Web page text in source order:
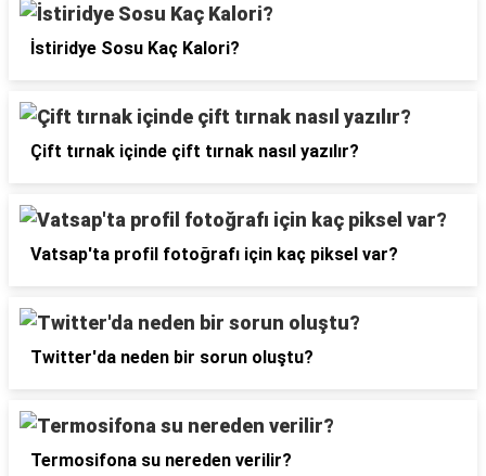
İstiridye Sosu Kaç Kalori?
Çift tırnak içinde çift tırnak nasıl yazılır?
Vatsap'ta profil fotoğrafı için kaç piksel var?
Twitter'da neden bir sorun oluştu?
Termosifona su nereden verilir?